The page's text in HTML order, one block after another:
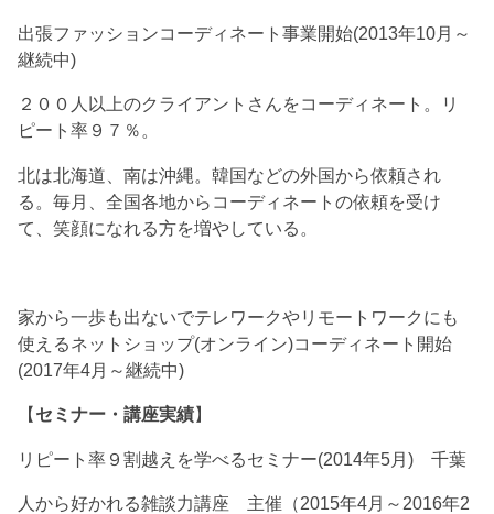
出張ファッションコーディネート事業開始(2013年10月～
継続中)
２００人以上のクライアントさんをコーディネート。リ
ピート率９７％。
北は北海道、南は沖縄。韓国などの外国から依頼され
る。毎月、全国各地からコーディネートの依頼を受け
て、笑顔になれる方を増やしている。
家から一歩も出ないでテレワークやリモートワークにも
使えるネットショップ(オンライン)コーディネート開始
(2017年4月～継続中)
【セミナー・講座実績】
リピート率９割越えを学べるセミナー(2014年5月) 千葉
人から好かれる雑談力講座 主催（2015年4月～2016年2